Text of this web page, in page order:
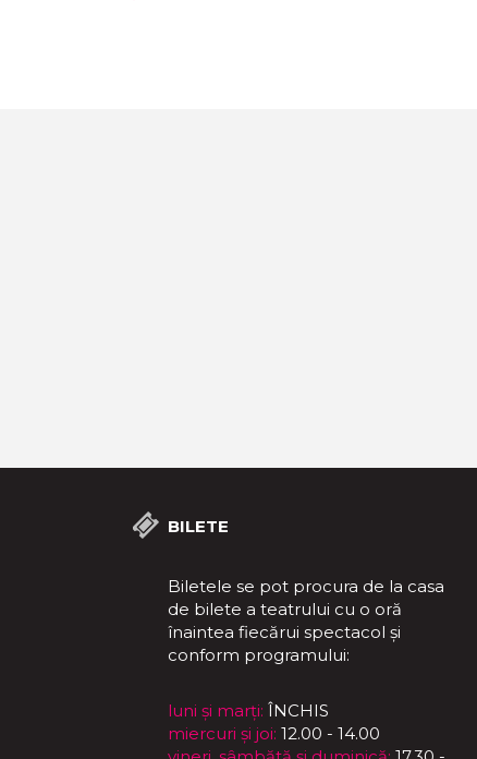
BILETE
Biletele se pot procura de la casa
de bilete a teatrului cu o oră
înaintea fiecărui spectacol și
conform programului:
luni și marți: ÎNCHIS
miercuri și joi: 12.00 - 14.00